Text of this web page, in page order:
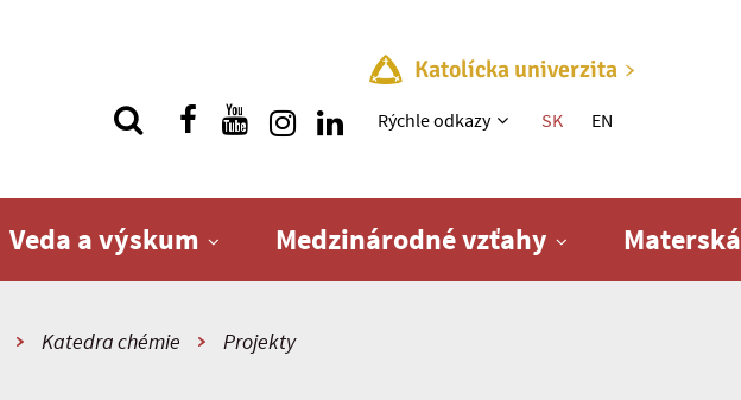
Katolícka univerzita
Rýchle menu
Rýchle odkazy SK EN
Veda a výskum Medzinárodné vzťahy
Katedra chémie Projekty